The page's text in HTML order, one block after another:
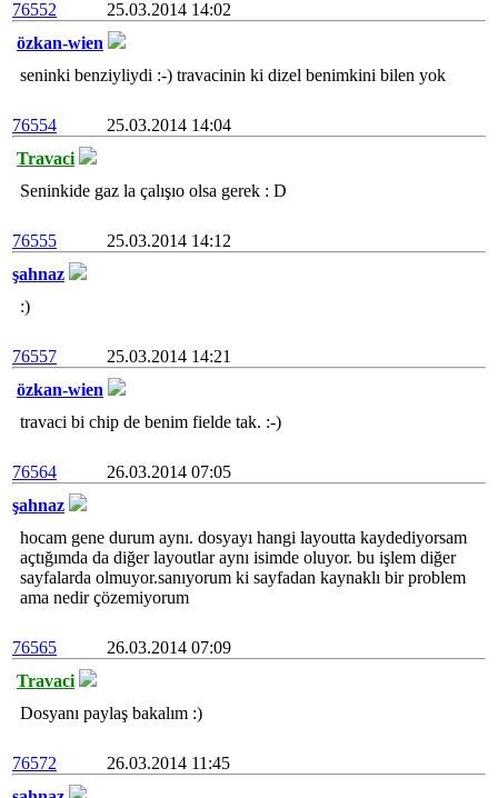
76552
25.03.2014 14:02
özkan-wien
seninki benziyliydi :-) travacinin ki dizel benimkini bilen yok
76554
25.03.2014 14:04
Travaci
Seninkide gaz la çalışıo olsa gerek : D
76555
25.03.2014 14:12
şahnaz
:)
76557
25.03.2014 14:21
özkan-wien
travaci bi chip de benim fielde tak. :-)
76564
26.03.2014 07:05
şahnaz
hocam gene durum aynı. dosyayı hangi layoutta kaydediyorsam
açtığımda da diğer layoutlar aynı isimde oluyor. bu işlem diğer
sayfalarda olmuyor.sanıyorum ki sayfadan kaynaklı bir problem
ama nedir çözemiyorum
76565
26.03.2014 07:09
Travaci
Dosyanı paylaş bakalım :)
76572
26.03.2014 11:45